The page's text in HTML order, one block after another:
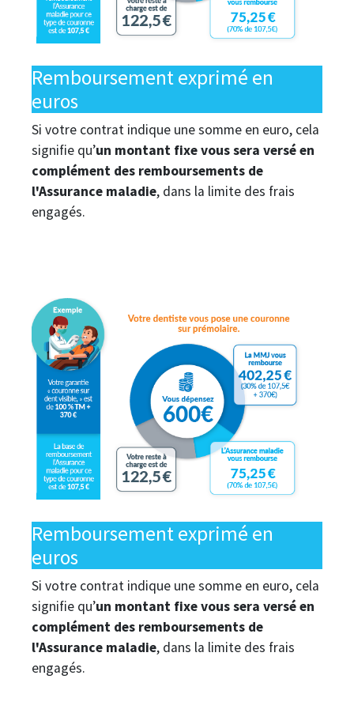
Remboursement exprimé en
euros
Si votre contrat indique une somme en euro, cela
signifie qu’un montant fixe vous sera versé en
complément des remboursements de
l'Assurance maladie, dans la limite des frais
engagés.
Remboursement exprimé en
euros
Si votre contrat indique une somme en euro, cela
signifie qu’un montant fixe vous sera versé en
complément des remboursements de
l'Assurance maladie, dans la limite des frais
engagés.